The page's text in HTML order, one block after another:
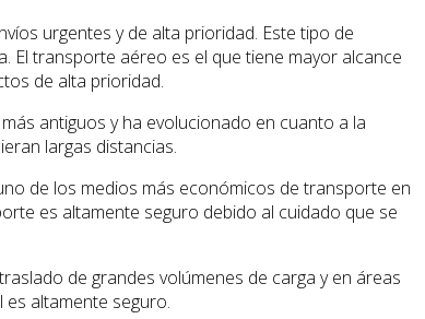
urgentes y de alta prioridad. Este tipo de
El transporte aéreo es el que tiene mayor alcance
de alta prioridad.
antiguos y ha evolucionado en cuanto a la
largas distancias.
de los medios más económicos de transporte en
es altamente seguro debido al cuidado que se
de grandes volúmenes de carga y en áreas
altamente seguro.